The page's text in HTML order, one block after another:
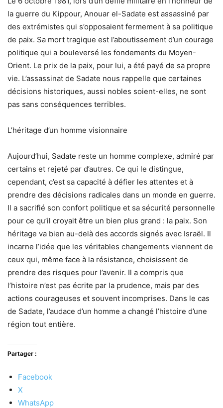
la guerre du Kippour, Anouar el-Sadate est assassiné par
des extrémistes qui s’opposaient fermement à sa politique
de paix. Sa mort tragique est l’aboutissement d’un courage
politique qui a bouleversé les fondements du Moyen-
Orient. Le prix de la paix, pour lui, a été payé de sa propre
vie. L’assassinat de Sadate nous rappelle que certaines
décisions historiques, aussi nobles soient-elles, ne sont
pas sans conséquences terribles.
L’héritage d’un homme visionnaire
Aujourd’hui, Sadate reste un homme complexe, admiré par
certains et rejeté par d’autres. Ce qui le distingue,
cependant, c’est sa capacité à défier les attentes et à
prendre des décisions radicales dans un monde en guerre.
Il a sacrifié son confort politique et sa sécurité personnelle
pour ce qu’il croyait être un bien plus grand : la paix. Son
héritage va bien au-delà des accords signés avec Israël. Il
incarne l’idée que les véritables changements viennent de
ceux qui, même face à la résistance, choisissent de
prendre des risques pour l’avenir. Il a compris que
l’histoire n’est pas écrite par la prudence, mais par des
actions courageuses et souvent incomprises. Dans le cas
de Sadate, l’audace d’un homme a changé l’histoire d’une
région tout entière.
Partager :
Facebook
X
WhatsApp